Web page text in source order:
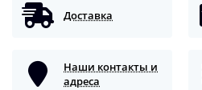
Доставка
Наши контакты и
адреса